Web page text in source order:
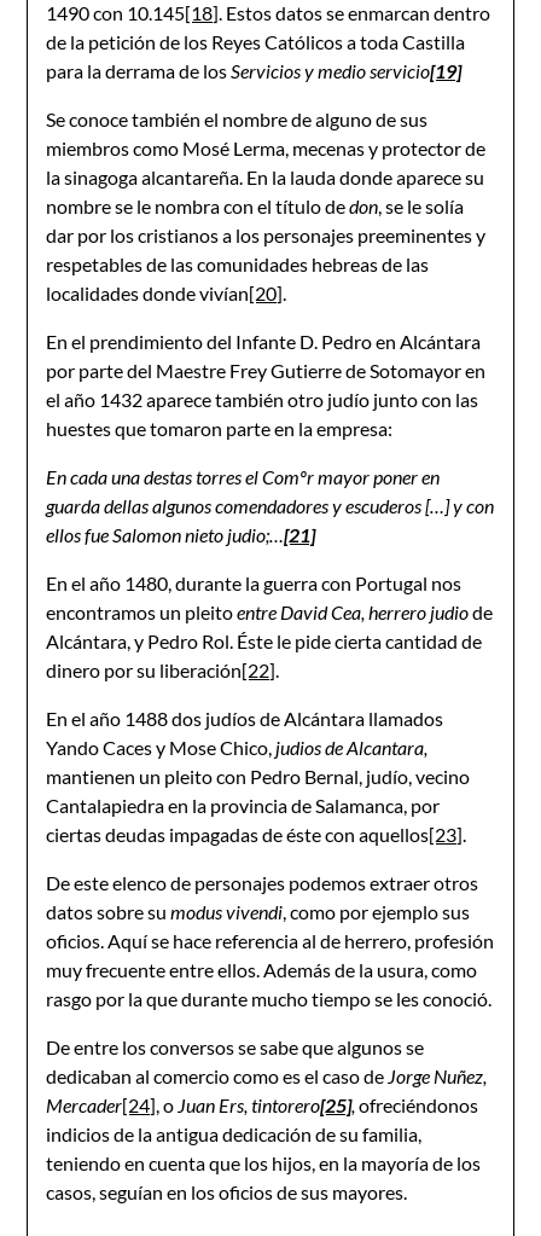
1490 con 10.145[18]. Estos datos se enmarcan dentro
de la petición de los Reyes Católicos a toda Castilla
para la derrama de losServicios y medio servicio[19]
Se conoce también el nombre de alguno de sus
miembros como Mosé Lerma, mecenas y protector de
la sinagoga alcantareña. En la lauda donde aparece su
nombre se le nombra con el título dedon, se le solía
dar por los cristianos a los personajes preeminentes y
respetables de las comunidades hebreas de las
localidades donde vivían[20].
En el prendimiento del Infante D. Pedro en Alcántara
por parte del Maestre Frey Gutierre de Sotomayor en
el año 1432 aparece también otro judío junto con las
huestes que tomaron parte en la empresa:
En cada una destas torres el Comºr mayor poner en
guarda dellas algunos comendadores y escuderos […] y con
ellos fue Salomon nieto judio;…[21]
En el año 1480, durante la guerra con Portugal nos
encontramos un pleitoentre David Cea, herrero judiode
Alcántara, y Pedro Rol. Éste le pide cierta cantidad de
dinero por su liberación[22].
En el año 1488 dos judíos de Alcántara llamados
Yando Caces y Mose Chico, judios de Alcantara,
mantienen un pleito con Pedro Bernal, judío, vecino
Cantalapiedra en la provincia de Salamanca, por
ciertas deudas impagadas de éste con aquellos[23].
De este elenco de personajes podemos extraer otros
datos sobre sumodus vivendi, como por ejemplo sus
oficios. Aquí se hace referencia al de herrero, profesión
muy frecuente entre ellos. Además de la usura, como
rasgo por la que durante mucho tiempo se les conoció.
De entre los conversos se sabe que algunos se
dedicaban al comercio como es el caso de Jorge Nuñez,
Mercader[24], o Juan Ers, tintorero[25],ofreciéndonos
indicios de la antigua dedicación de su familia,
teniendo en cuenta que los hijos, en la mayoría de los
casos, seguían en los oficios de sus mayores.